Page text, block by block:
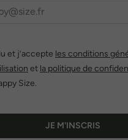
et j’accepte les conditions
et la politique de
Size.
JE M'INSCRIS